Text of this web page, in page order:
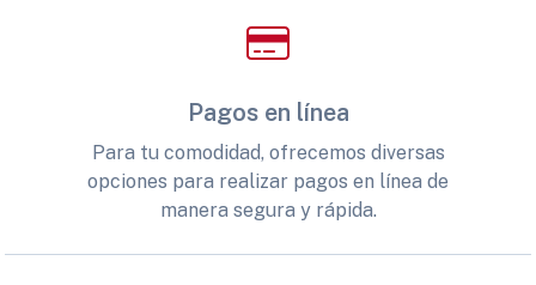
Pagos en línea
Para tu comodidad, ofrecemos diversas
opciones para realizar pagos en línea de
manera segura y rápida.